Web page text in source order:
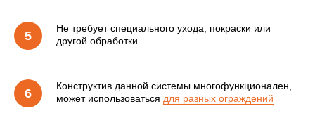
Не требует специального ухода, покраски или
другой обработки
Конструктив данной системы многофункционален,
может использоваться для разных ограждений